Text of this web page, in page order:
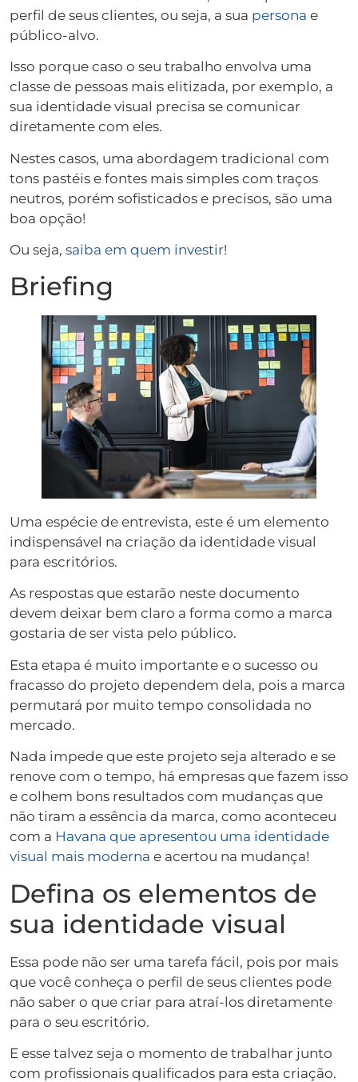
perfil de seus clientes, ou seja, a sua persona e
público-alvo.
Isso porque caso o seu trabalho envolva uma
classe de pessoas mais elitizada, por exemplo, a
sua identidade visual precisa se comunicar
diretamente com eles.
Nestes casos, uma abordagem tradicional com
tons pastéis e fontes mais simples com traços
neutros, porém sofisticados e precisos, são uma
boa opção!
Ou seja, saiba em quem investir!
Briefing
Uma espécie de entrevista, este é um elemento
indispensável na criação da identidade visual
para escritórios.
As respostas que estarão neste documento
devem deixar bem claro a forma como a marca
gostaria de ser vista pelo público.
Esta etapa é muito importante e o sucesso ou
fracasso do projeto dependem dela, pois a marca
permutará por muito tempo consolidada no
mercado.
Nada impede que este projeto seja alterado e se
renove com o tempo, há empresas que fazem isso
e colhem bons resultados com mudanças que
não tiram a essência da marca, como aconteceu
com a Havana que apresentou uma identidade
visual mais moderna e acertou na mudança!
Defina os elementos de
sua identidade visual
Essa pode não ser uma tarefa fácil, pois por mais
que você conheça o perfil de seus clientes pode
não saber o que criar para atraí-los diretamente
para o seu escritório.
E esse talvez seja o momento de trabalhar junto
com profissionais qualificados para esta criação.